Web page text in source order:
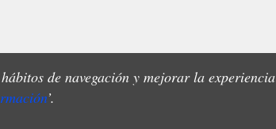
de navegación y mejorar la
’.